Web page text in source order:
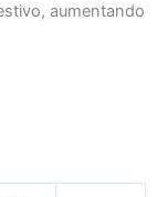
aumentando